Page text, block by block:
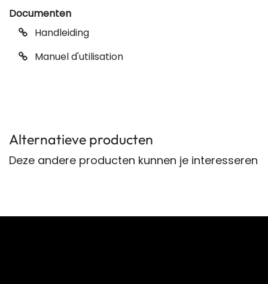
Documenten
Handleiding
Manuel d'utilisation
Alternatieve producten
Deze andere producten kunnen je interesseren